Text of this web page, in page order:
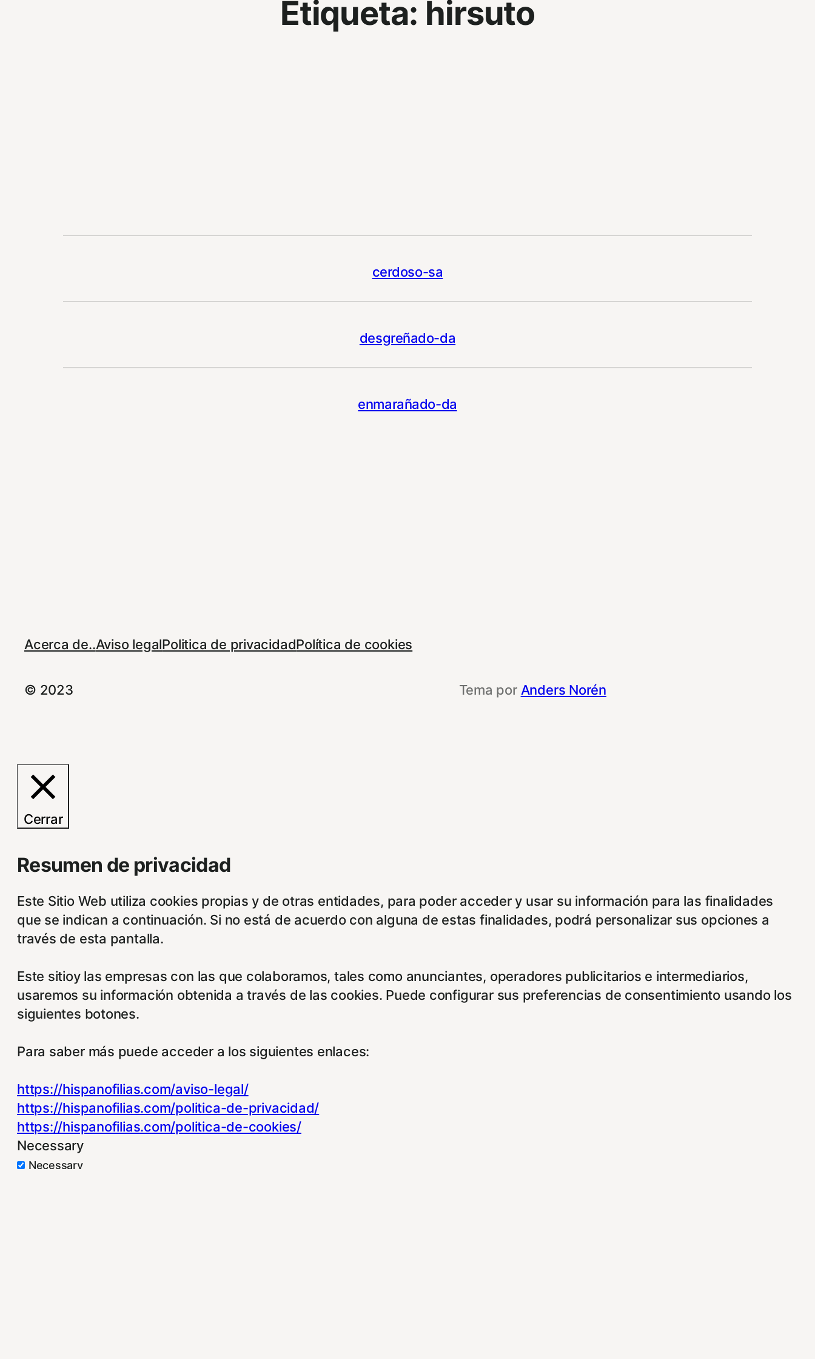
Etiqueta: hirsuto
cerdoso-sa
desgreñado-da
enmarañado-da
Acerca de..Aviso legalPolitica de privacidadPolítica de cookies
© 2023 Tema por Anders Norén
Cerrar
Resumen de privacidad
Este Sitio Web utiliza cookies propias y de otras entidades, para poder acceder y usar su información para las finalidades
que se indican a continuación. Si no está de acuerdo con alguna de estas finalidades, podrá personalizar sus opciones a
través de esta pantalla.
Este sitioy las empresas con las que colaboramos, tales como anunciantes, operadores publicitarios e intermediarios,
usaremos su información obtenida a través de las cookies. Puede configurar sus preferencias de consentimiento usando los
siguientes botones.
Para saber más puede acceder a los siguientes enlaces:
https://hispanofilias.com/aviso-legal/
https://hispanofilias.com/politica-de-privacidad/
https://hispanofilias.com/politica-de-cookies/
Necessary
Necessary